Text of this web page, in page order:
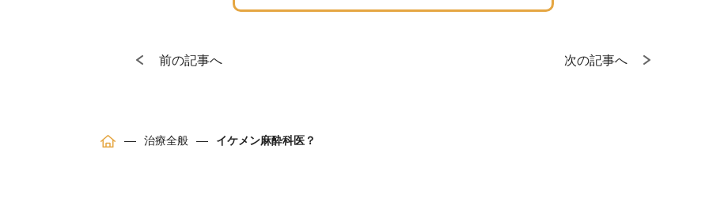
前の記事へ 次の記事へ
ホ
治療全般 イケメン麻酔科医？